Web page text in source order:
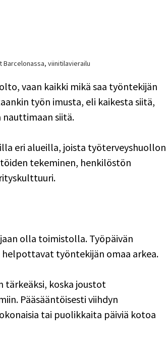
viinitilavierailu
vaan kaikki mikä saa työntekijän
työn imusta, eli kaikesta siitä,
nauttimaan siitä.
eri alueilla, joista työterveyshuollon
tekeminen, henkilöstön
olla toimistolla. Työpäivän
työntekijän omaa arkea.
tärkeäksi, koska joustot
Pääsääntöisesti viihdyn
tai puolikkaita päiviä kotoa